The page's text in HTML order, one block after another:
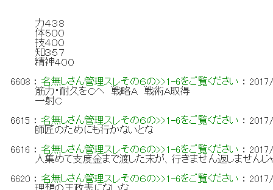
力４３８
体５００
技４００
知３５７
精神４００
6608 ：名無しさん管理スレその６の>>1-6をご覧ください ：
筋力・耐久をＣへ 戦略Ａ 戦術Ａ取得
一射Ｃ
6615 ：名無しさん管理スレその６の>>1-6をご覧ください ：
師匠のためにも行かないとな
6616 ：名無しさん管理スレその６の>>1-6をご覧ください ：
人集めて支度金まで渡した末が、行きません返しませんじ
6620 ：名無しさん管理スレその６の>>1-6をご覧ください ：